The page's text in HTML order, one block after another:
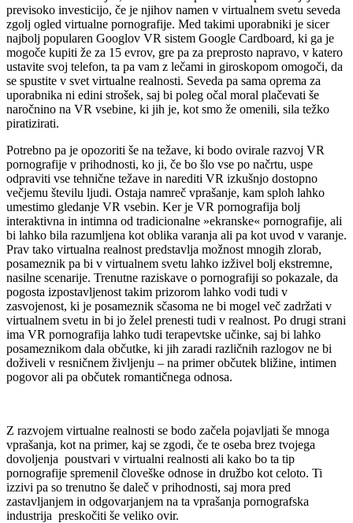
previsoko investicijo, če je njihov namen v virtualnem svetu seveda
zgolj ogled virtualne pornografije. Med takimi uporabniki je sicer
najbolj popularen Googlov VR sistem Google Cardboard, ki ga je
mogoče kupiti že za 15 evrov, gre pa za preprosto napravo, v katero
ustavite svoj telefon, ta pa vam z lečami in giroskopom omogoči, da
se spustite v svet virtualne realnosti. Seveda pa sama oprema za
uporabnika ni edini strošek, saj bi poleg očal moral plačevati še
naročnino na VR vsebine, ki jih je, kot smo že omenili, sila težko
piratizirati.
Potrebno pa je opozoriti še na težave, ki bodo ovirale razvoj VR
pornografije v prihodnosti, ko ji, če bo šlo vse po načrtu, uspe
odpraviti vse tehnične težave in narediti VR izkušnjo dostopno
večjemu številu ljudi. Ostaja namreč vprašanje, kam sploh lahko
umestimo gledanje VR vsebin. Ker je VR pornografija bolj
interaktivna in intimna od tradicionalne »ekranske« pornografije, ali
bi lahko bila razumljena kot oblika varanja ali pa kot uvod v varanje.
Prav tako virtualna realnost predstavlja možnost mnogih zlorab,
posameznik pa bi v virtualnem svetu lahko izživel bolj ekstremne,
nasilne scenarije. Trenutne raziskave o pornografiji so pokazale, da
pogosta izpostavljenost takim prizorom lahko vodi tudi v
zasvojenost, ki je posameznik sčasoma ne bi mogel več zadržati v
virtualnem svetu in bi jo želel prenesti tudi v realnost. Po drugi strani
ima VR pornografija lahko tudi terapevtske učinke, saj bi lahko
posameznikom dala občutke, ki jih zaradi različnih razlogov ne bi
doživeli v resničnem življenju – na primer občutek bližine, intimen
pogovor ali pa občutek romantičnega odnosa.
Z razvojem virtualne realnosti se bodo začela pojavljati še mnoga
vprašanja, kot na primer, kaj se zgodi, če te oseba brez tvojega
dovoljenja poustvari v virtualni realnosti ali kako bo ta tip
pornografije spremenil človeške odnose in družbo kot celoto. Ti
izzivi pa so trenutno še daleč v prihodnosti, saj mora pred
zastavljanjem in odgovarjanjem na ta vprašanja pornografska
industrija preskočiti še veliko ovir.